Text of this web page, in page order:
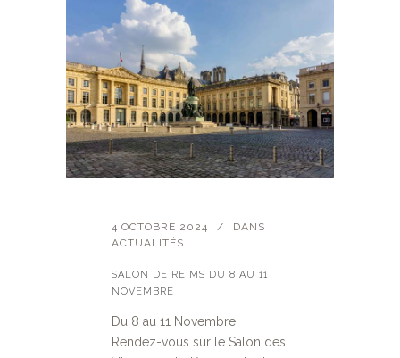
4 OCTOBRE 2024
DANS
ACTUALITÉS
SALON DE REIMS DU 8 AU 11
NOVEMBRE
Du 8 au 11 Novembre,
Rendez-vous sur le Salon des